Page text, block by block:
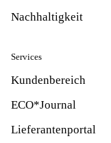
Nachhaltigkeit
Services
Kundenbereich
ECO*Journal
Lieferantenportal